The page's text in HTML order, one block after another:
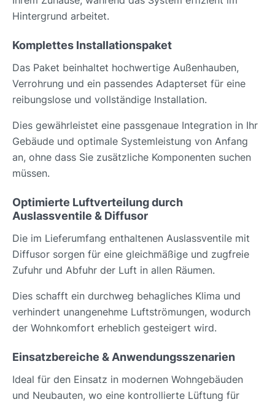
Hintergrund arbeitet.
Komplettes Installationspaket
Das Paket beinhaltet hochwertige Außenhauben,
Verrohrung und ein passendes Adapterset für eine
reibungslose und vollständige Installation.
Dies gewährleistet eine passgenaue Integration in Ihr
Gebäude und optimale Systemleistung von Anfang
an, ohne dass Sie zusätzliche Komponenten suchen
müssen.
Optimierte Luftverteilung durch
Auslassventile & Diffusor
Die im Lieferumfang enthaltenen Auslassventile mit
Diffusor sorgen für eine gleichmäßige und zugfreie
Zufuhr und Abfuhr der Luft in allen Räumen.
Dies schafft ein durchweg behagliches Klima und
verhindert unangenehme Luftströmungen, wodurch
der Wohnkomfort erheblich gesteigert wird.
Einsatzbereiche & Anwendungsszenarien
Ideal für den Einsatz in modernen Wohngebäuden
und Neubauten, wo eine kontrollierte Lüftung für